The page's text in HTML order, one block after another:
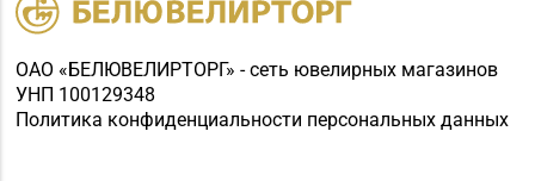
ОАО «БЕЛЮВЕЛИРТОРГ» - сеть ювелирных магазинов
УНП 100129348
Политика конфиденциальности персональных данных